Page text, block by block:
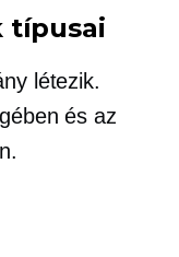
típusai
létezik.
és az